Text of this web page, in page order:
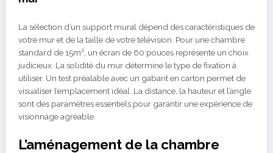
La sélection d’un support mural dépend des caractéristiques de
votre mur et de la taille de votre télévision. Pour une chambre
standard de 15m², un écran de 60 pouces représente un choix
judicieux. La solidité du mur détermine le type de fixation à
utiliser. Un test préalable avec un gabarit en carton permet de
visualiser l’emplacement idéal. La distance, la hauteur et l’angle
sont des paramètres essentiels pour garantir une expérience de
visionnage agréable.
L’aménagement de la chambre